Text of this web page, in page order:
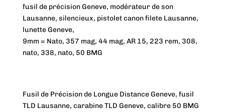
fusil de précision Geneve, modérateur de son
Lausanne, silencieux, pistolet canon filete Lausanne,
lunette Geneve,
9mm = Nato, 357 mag, 44 mag, AR 15, 223 rem, 308,
nato, 338, nato, 50 BMG
Fusil de Précision de Longue Distance Geneve, fusil
TLD Lausanne, carabine TLD Geneve, calibre 50 BMG